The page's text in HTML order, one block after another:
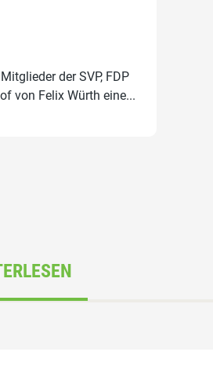
der SVP, FDP
von Felix Würth eine...